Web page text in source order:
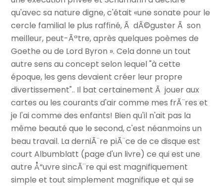
qu'avec sa nature digne, c'était «une sonate pour le
cercle familial le plus raffiné, Ã dÃ©guster Ã son
meilleur, peut-Ãªtre, après quelques poèmes de
Goethe ou de Lord Byron ». Cela donne un tout
autre sens au concept selon lequel "à cette
époque, les gens devaient créer leur propre
divertissement".. Il bat certainement Ã jouer aux
cartes ou les courants d'air comme mes frÃ¨res et
je l'ai comme des enfants! Bien qu'il n'ait pas la
même beauté que le second, c'est néanmoins un
beau travail. La derniÃ¨re piÃ¨ce de ce disque est
court Albumblatt (page d'un livre) ce qui est une
autre Å“uvre sincÃ¨re qui est magnifiquement
simple et tout simplement magnifique et qui se